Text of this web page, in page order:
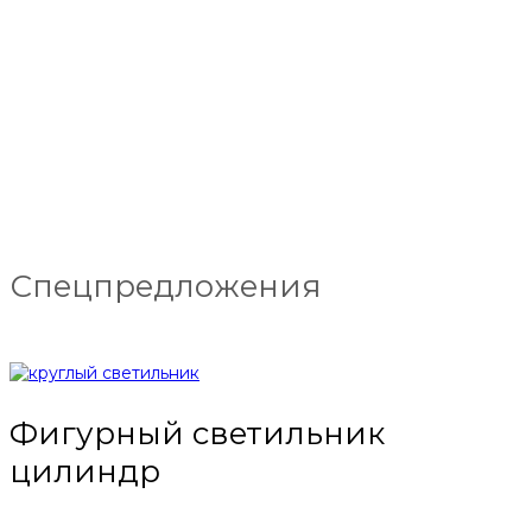
Спецпредложения
Фигурный светильник
цилиндр